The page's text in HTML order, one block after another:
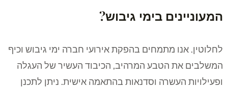
המעוניינים בימי גיבוש?
לחלוטין. אנו מתמחים בהפקת אירועי חברה ימי גיבוש וכיף
המשלבים את הטבע המרהיב, הכיבוד העשיר של העגלה
ופעילויות העשרה וסדנאות בהתאמה אישית. ניתן לתכנן